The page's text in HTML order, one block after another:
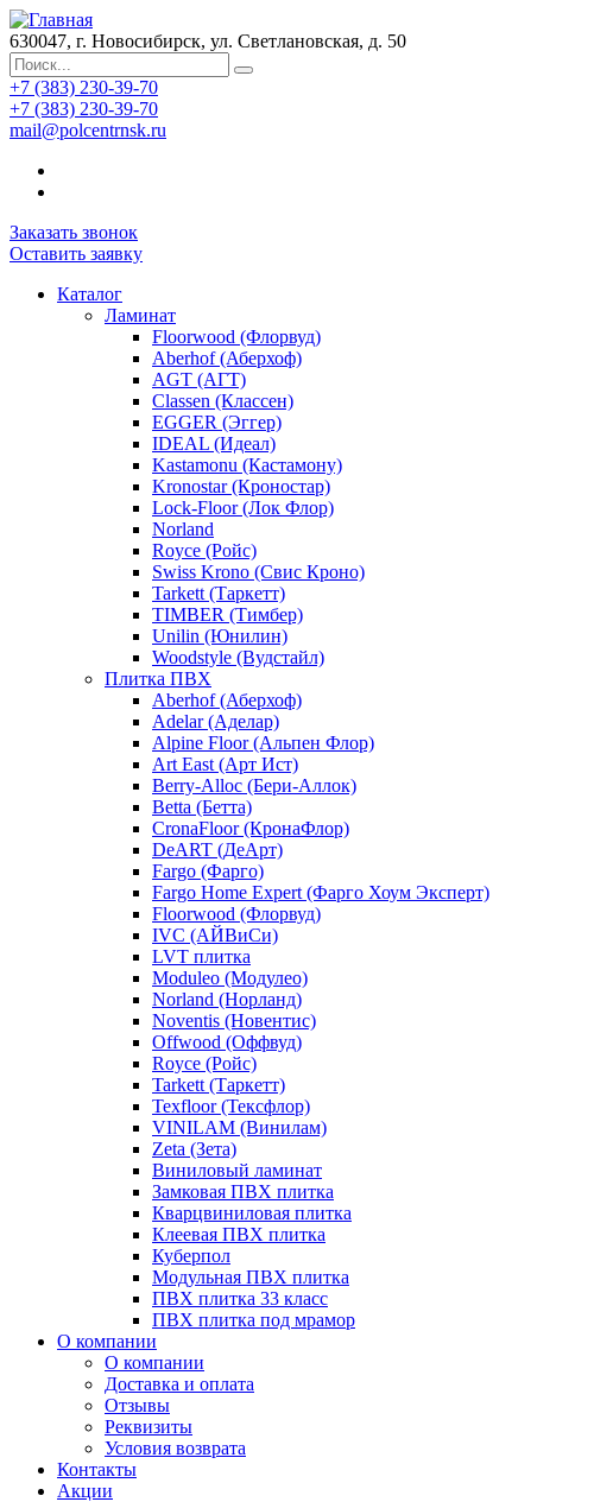
630047, г. Новосибирск, ул. Светлановская, д. 50
+7 (383) 230-39-70
+7 (383) 230-39-70
mail@polcentrnsk.ru
Заказать звонок
Оставить заявку
Каталог
Ламинат
Floorwood (Флорвуд)
Aberhof (Аберхоф)
AGT (АГТ)
Classen (Классен)
EGGER (Эггер)
IDEAL (Идеал)
Kastamonu (Кастамону)
Kronostar (Кроностар)
Lock-Floor (Лок Флор)
Norland
Royce (Ройс)
Swiss Krono (Свис Кроно)
Tarkett (Таркетт)
TIMBER (Тимбер)
Unilin (Юнилин)
Woodstyle (Вудстайл)
Плитка ПВХ
Aberhof (Аберхоф)
Adelar (Аделар)
Alpine Floor (Альпен Флор)
Art East (Арт Ист)
Berry-Alloc (Бери-Аллок)
Betta (Бетта)
CronaFloor (КронаФлор)
DeART (ДеАрт)
Fargo (Фарго)
Fargo Home Expert (Фарго Хоум Эксперт)
Floorwood (Флорвуд)
IVC (АЙВиСи)
LVT плитка
Moduleo (Модулео)
Norland (Норланд)
Noventis (Новентис)
Offwood (Оффвуд)
Royce (Ройс)
Tarkett (Таркетт)
Texfloor (Тексфлор)
VINILAM (Винилам)
Zeta (Зета)
Виниловый ламинат
Замковая ПВХ плитка
Кварцвиниловая плитка
Клеевая ПВХ плитка
Куберпол
Модульная ПВХ плитка
ПВХ плитка 33 класс
ПВХ плитка под мрамор
О компании
О компании
Доставка и оплата
Отзывы
Реквизиты
Условия возврата
Контакты
Акции